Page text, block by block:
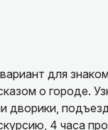
для
о городе.
дворики,
4 часа